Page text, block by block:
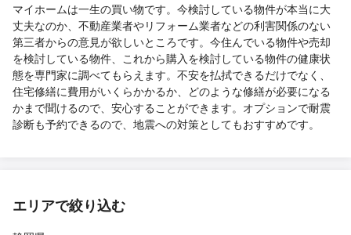
マイホームは一生の買い物です。今検討している物件が本当に大
丈夫なのか、不動産業者やリフォーム業者などの利害関係のない
第三者からの意見が欲しいところです。今住んでいる物件や売却
を検討している物件、これから購入を検討している物件の健康状
態を専門家に調べてもらえます。不安を払拭できるだけでなく、
住宅修繕に費用がいくらかかるか、どのような修繕が必要になる
かまで聞けるので、安心することができます。オプションで耐震
診断も予約できるので、地震への対策としてもおすすめです。
エリアで絞り込む